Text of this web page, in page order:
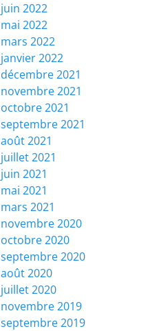
juin 2022
mai 2022
mars 2022
janvier 2022
décembre 2021
novembre 2021
octobre 2021
septembre 2021
août 2021
juillet 2021
juin 2021
mai 2021
mars 2021
novembre 2020
octobre 2020
septembre 2020
août 2020
juillet 2020
novembre 2019
septembre 2019